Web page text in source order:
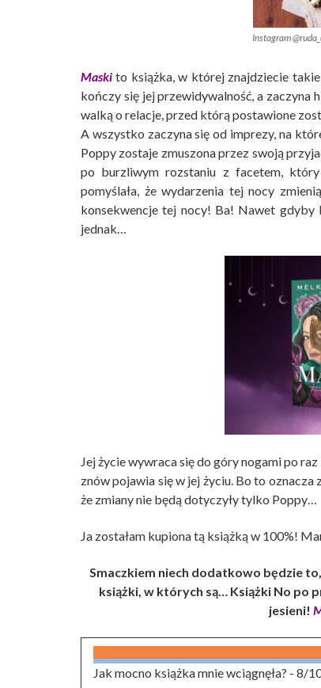
Instagram
Maski to książka, w której znajdziecie
kończy się jej przewidywalność, a zaczyna
walką o relacje, przed którą postawione
A wszystko zaczyna się od imprezy, na
Poppy zostaje zmuszona przez swoją
po burzliwym rozstaniu z facetem,
pomyślała, że wydarzenia tej nocy
konsekwencje tej nocy! Ba! Nawet
jednak…
Jej życie wywraca się do góry nogami po
znów pojawia się w jej życiu. Bo to
że zmiany nie będą dotyczyły tylko Poppy…
Ja zostałam kupiona tą książką w 100%!
Smaczkiem niech dodatkowo będzie
książki, w których są… Książki No po
jesieni!
Jak mocno książka mnie wciągnęła? - 8/